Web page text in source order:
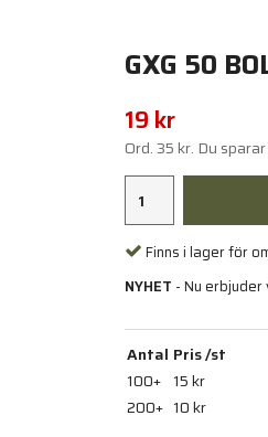
GXG 50
19 kr
Ord.35 kr. Du sparar
Finns i lager för
NYHET - Nu erbjuder
Antal Pris /st
100+ 15 kr
200+ 10 kr